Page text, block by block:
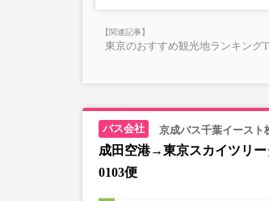
・乗務員1名にて運行
東京のおすすめ観光地ランキング
京成バス千葉イースト
成田空港→東京スカイツリー
0103便